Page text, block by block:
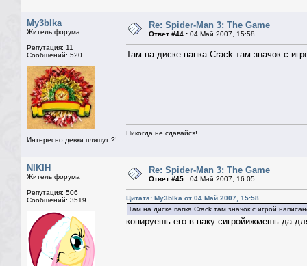
My3blka
Житель форума
Репутация: 11
Сообщений: 520
Интересно девки пляшут ?!
Re: Spider-Man 3: The Game
Ответ #44 : 04 Май 2007, 15:58
Там на диске папка Crack там значок с
Никогда не сдавайся!
NIKIH
Житель форума
Репутация: 506
Сообщений: 3519
Re: Spider-Man 3: The Game
Ответ #45 : 04 Май 2007, 16:05
Цитата: My3blka от 04 Май 2007, 15:58
Там на диске папка Crack там значок с игрой
копируешь его в паку сигройижмешь да